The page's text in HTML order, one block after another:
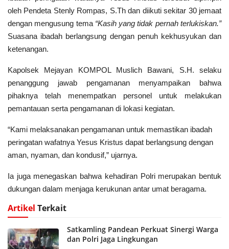
oleh Pendeta Stenly Rompas, S.Th dan diikuti sekitar 30 jemaat
dengan mengusung tema “Kasih yang tidak pernah terlukiskan.”
Suasana ibadah berlangsung dengan penuh kekhusyukan dan
ketenangan.
Kapolsek Mejayan KOMPOL Muslich Bawani, S.H. selaku
penanggung jawab pengamanan menyampaikan bahwa
pihaknya telah menempatkan personel untuk melakukan
pemantauan serta pengamanan di lokasi kegiatan.
“Kami melaksanakan pengamanan untuk memastikan ibadah
peringatan wafatnya Yesus Kristus dapat berlangsung dengan
aman, nyaman, dan kondusif,” ujarnya.
Ia juga menegaskan bahwa kehadiran Polri merupakan bentuk
dukungan dalam menjaga kerukunan antar umat beragama.
Artikel Terkait
Satkamling Pandean Perkuat Sinergi Warga
dan Polri Jaga Lingkungan